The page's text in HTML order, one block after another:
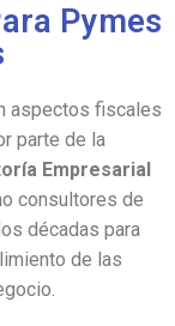
Pymes
aspectos fiscales
parte de la
Empresarial
consultores de
décadas para
de las